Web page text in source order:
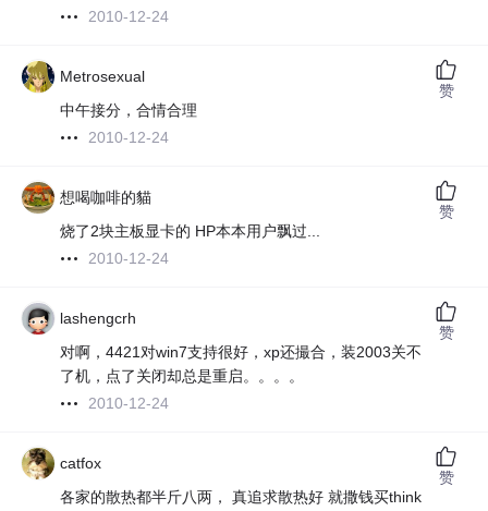
2010-12-24
Metrosexual
中午接分，合情合理
2010-12-24
赞
想喝咖啡的貓
烧了2块主板显卡的 HP本本用户飘过...
2010-12-24
赞
lashengcrh
对啊，4421对win7支持很好，xp还撮合，装2003关不
了机，点了关闭却总是重启。。。。
2010-12-24
赞
catfox
各家的散热都半斤八两， 真追求散热好 就撒钱买think
赞